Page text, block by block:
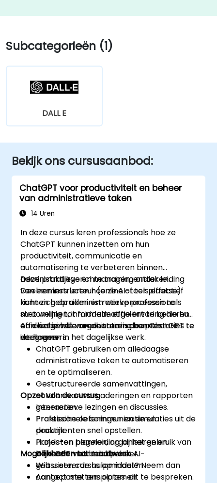
Subcategorieën (1)
DALL E
Bekijk ons cursusaanbod:
ChatGPT voor productiviteit en beheer
van administratieve taken
14 Uren
In deze cursus leren professionals hoe ze
ChatGPT kunnen inzetten om hun
productiviteit, communicatie en
automatisering te verbeteren binnen
administratieve en managementtaken.
Deelnemers leren hoe ze AI-tools effectief
kunnen gebruiken om werkprocessen te
stroomlijnen, informatie efficiënt te beheren
en de algehele organisatorische prestaties te
verhogen.
Deze praktijkgerichte training onder leiding
van een instructeur (online of ter plaatse)
richt zich op administratieve professionals
met weinig tot middelmatige ervaring die hun
efficiëntie willen verbeteren door ChatGPT te
integreren in het dagelijkse werk.
Aan het einde van de training kunnen
deelnemers:
ChatGPT gebruiken om alledaagse
administratieve taken te automatiseren
en te optimaliseren.
Gestructureerde samenvattingen,
notulen van vergaderingen en rapporten
genereren.
Professionele communicatie en
documenten snel opstellen.
Projecten plannen, organiseren en
beheren met behulp van AI-
geassisteerde hulpmiddelen.
Aangepaste templates en
Opzet van de cursus
Interactieve lezingen en discussies.
Praktische oefeningen en simulaties uit de
praktijk.
Hands-on begeleiding bij het gebruik van
ChatGPT voor taakbeheer.
Mogelijkheden tot maatwerk
Wilt u een cursus op maat? Neem dan
contact met ons op om dit te bespreken.